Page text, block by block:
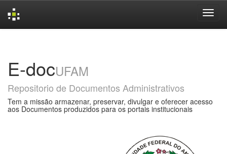
E-docUFAM
Repositorio de Documentos Administrativos
Tem a missão armazenar, preservar, divulgar e oferecer acesso
aos Documentos produzidos para os portais institucionais